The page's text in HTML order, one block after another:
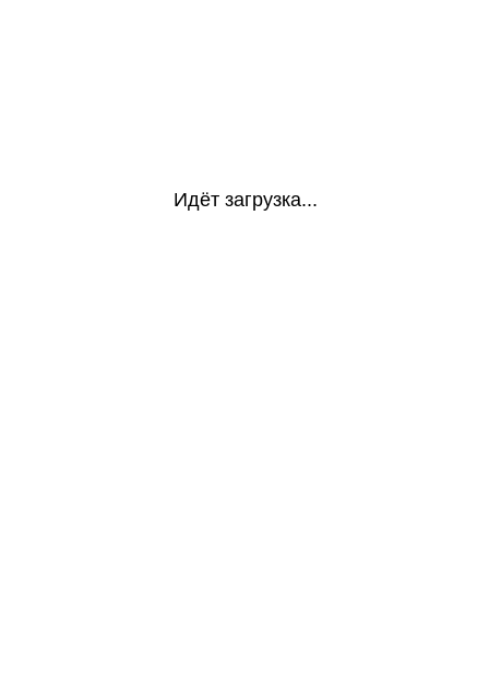
Идёт загрузка...